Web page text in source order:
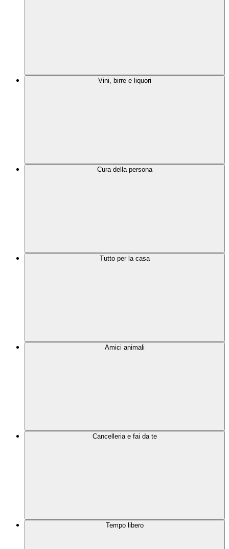
Vini, birre e liquori
Cura della persona
Tutto per la casa
Amici animali
Cancelleria e fai da te
Tempo libero